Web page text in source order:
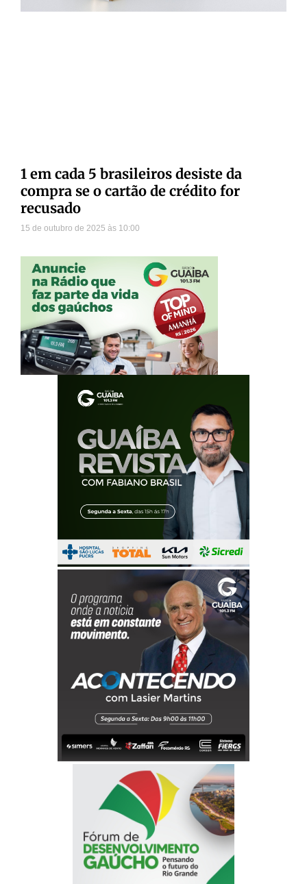
1 em cada 5 brasileiros desiste da
compra se o cartão de crédito for
recusado
15 de outubro de 2025 10:00